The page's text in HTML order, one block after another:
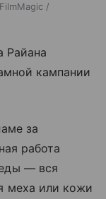
/
Райана
кампании
за
работа
— вся
меха или кожи